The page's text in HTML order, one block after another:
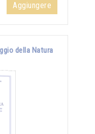
Aggiungere
della Natura